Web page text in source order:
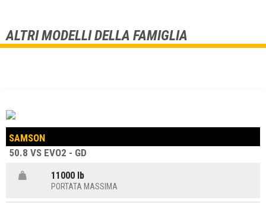
ALTRI MODELLI DELLA FAMIGLIA
SAMSON
50.8 VS EVO2 - GD
11000 lb
PORTATA MASSIMA